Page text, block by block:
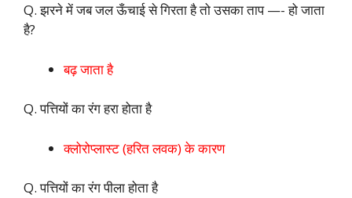
Q. झरने में जब जल ऊँचाई से गिरता है तो उसका ताप —- हो जाता
है?
बढ़ जाता है
Q. पत्तियों का रंग हरा होता है
क्लोरोप्लास्ट (हरित लवक) के कारण
Q. पत्तियों का रंग पीला होता है